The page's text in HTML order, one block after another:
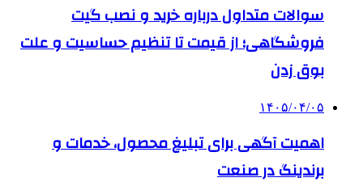
سوالات متداول درباره خرید و نصب گیت
فروشگاهی؛ از قیمت تا تنظیم حساسیت و علت
بوق زدن
۱۴۰۵/۰۴/۰۵
اهمیت آگهی برای تبلیغ محصول، خدمات و
برندینگ در صنعت